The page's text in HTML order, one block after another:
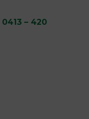
0413 – 420